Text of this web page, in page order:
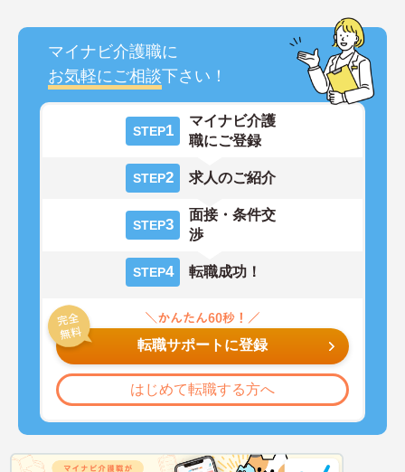
マイナビ介護職に
お気軽にご相談下さい！
STEP1
マイナビ介護
職にご登録
STEP2 求人のご紹介
STEP3
面接・条件交
渉
STEP4 転職成功！
転職サポートに登録
はじめて転職する方へ